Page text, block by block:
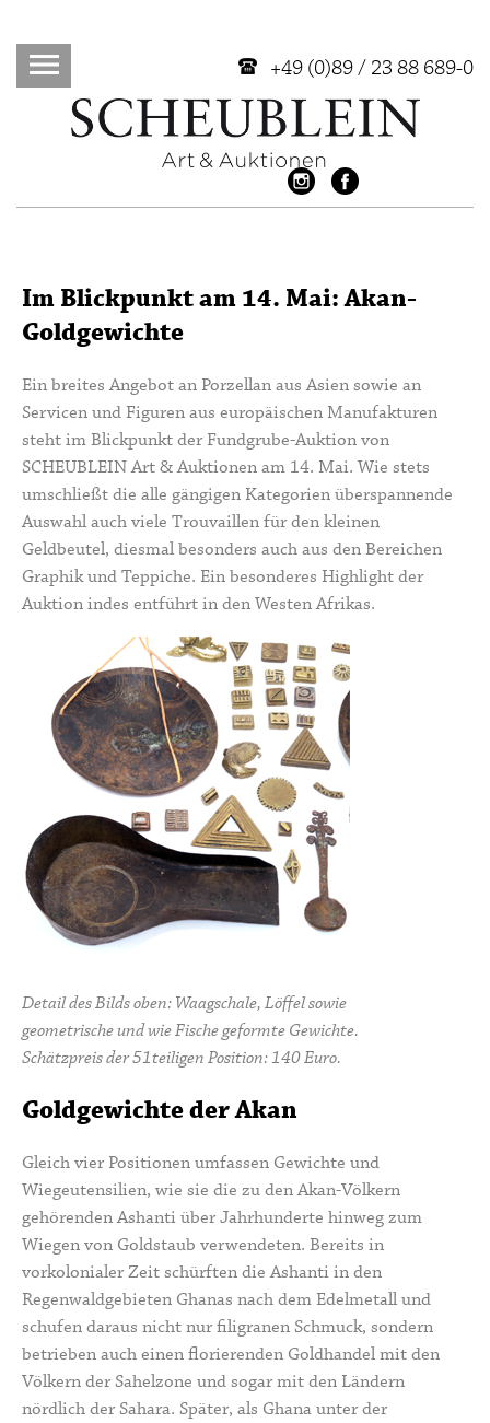
+49 (0)89 / 23 88 689-0
Im Blickpunkt am 14. Mai: Akan-
Goldgewichte
Ein breites Angebot an Porzellan aus Asien sowie an
Servicen und Figuren aus europäischen Manufakturen
steht im Blickpunkt der Fundgrube-Auktion von
SCHEUBLEIN Art & Auktionen am 14. Mai. Wie stets
umschließt die alle gängigen Kategorien überspannende
Auswahl auch viele Trouvaillen für den kleinen
Geldbeutel, diesmal besonders auch aus den Bereichen
Graphik und Teppiche. Ein besonderes Highlight der
Auktion indes entführt in den Westen Afrikas.
Detail des Bilds oben: Waagschale, Löffel sowie
geometrische und wie Fische geformte Gewichte.
Schätzpreis der 51teiligen Position: 140 Euro.
Goldgewichte der Akan
Gleich vier Positionen umfassen Gewichte und
Wiegeutensilien, wie sie die zu den Akan-Völkern
gehörenden Ashanti über Jahrhunderte hinweg zum
Wiegen von Goldstaub verwendeten. Bereits in
vorkolonialer Zeit schürften die Ashanti in den
Regenwaldgebieten Ghanas nach dem Edelmetall und
schufen daraus nicht nur filigranen Schmuck, sondern
betrieben auch einen florierenden Goldhandel mit den
Völkern der Sahelzone und sogar mit den Ländern
nördlich der Sahara. Später, als Ghana unter der